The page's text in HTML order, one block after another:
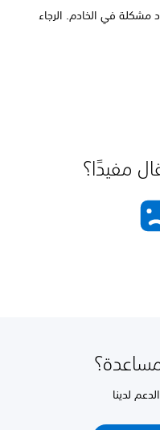
مشكلة في الخادم. الرجاء
مفيدًا؟
لدينا